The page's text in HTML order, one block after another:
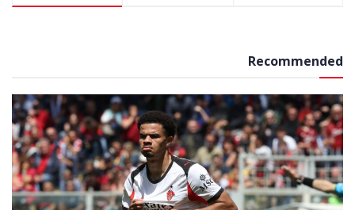
Recommended